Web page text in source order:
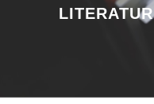
LITERATUR